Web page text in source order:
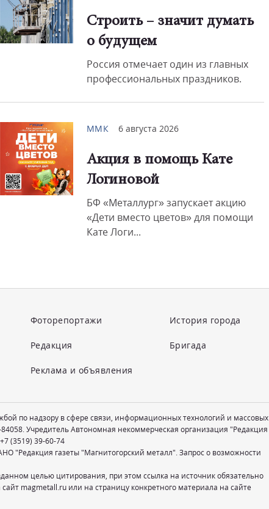
Строить – значит думать
о будущем
Россия отмечает один из главных
профессиональных праздников.
ММК 6 августа 2026
Акция в помощь Кате
Логиновой
БФ «Металлург» запускает акцию
«Дети вместо цветов» для помощи
Кате Логи...
Фоторепортажи
Редакция
Реклама и объявления
История города
Бригада
по надзору в сфере связи, информационных технологий и массовых
Учредитель Автономная некоммерческая организация "Редакция
+7 (3519) 39-60-74
"Редакция газеты "Магнитогорский металл". Запрос о возможности
целью цитирования, при этом ссылка на источник обязательно
magmetall.ru или на страницу конкретного материала на сайте